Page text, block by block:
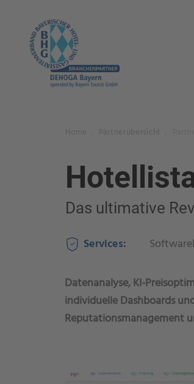
Home Partnerübersicht
Das ultimative
Services:
Datenanalyse, KI-
individuelle Dashboards
Reputationsmanagement